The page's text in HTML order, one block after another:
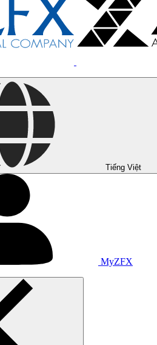
Tiếng Việt
MyZFX